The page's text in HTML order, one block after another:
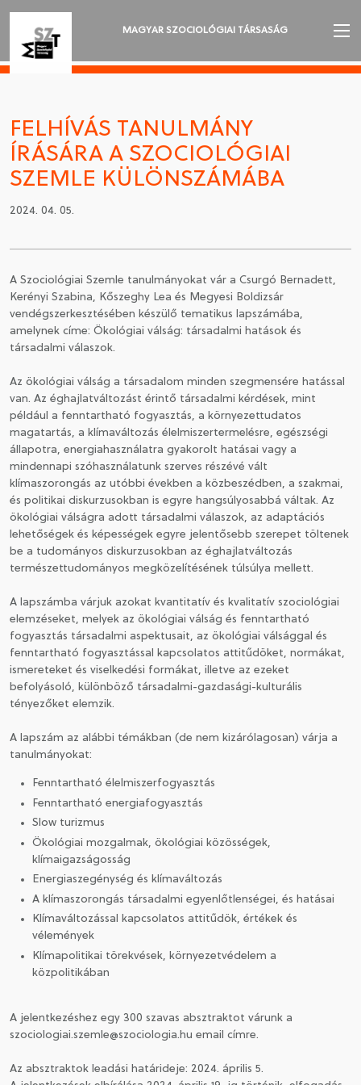
MAGYAR SZOCIOLÓGIAI TÁRSASÁG
AKTUALITÁSOK
VÁNDORGYŰLÉSEK
NYELVVÁLASZTÁS
CSATLAKOZÁS A TÁRSASÁGHOZ / MEGÚJÍTOM A
TAGSÁGOMAT
FELHÍVÁS TANULMÁNY
ÍRÁSÁRA A SZOCIOLÓGIAI
SZEMLE KÜLÖNSZÁMÁBA
2024. 04. 05.
A Szociológiai Szemle tanulmányokat vár a Csurgó Bernadett,
Kerényi Szabina, Kőszeghy Lea és Megyesi Boldizsár
vendégszerkesztésében készülő tematikus lapszámába,
amelynek címe: Ökológiai válság: társadalmi hatások és
társadalmi válaszok.
Az ökológiai válság a társadalom minden szegmensére hatással
van. Az éghajlatváltozást érintő társadalmi kérdések, mint
például a fenntartható fogyasztás, a környezettudatos
magatartás, a klímaváltozás élelmiszertermelésre, egészségi
állapotra, energiahasználatra gyakorolt hatásai vagy a
mindennapi szóhasználatunk szerves részévé vált
klímaszorongás az utóbbi években a közbeszédben, a szakmai,
és politikai diskurzusokban is egyre hangsúlyosabbá váltak. Az
ökológiai válságra adott társadalmi válaszok, az adaptációs
lehetőségek és képességek egyre jelentősebb szerepet töltenek
be a tudományos diskurzusokban az éghajlatváltozás
természettudományos megközelítésének túlsúlya mellett.
A lapszámba várjuk azokat kvantitatív és kvalitatív szociológiai
elemzéseket, melyek az ökológiai válság és fenntartható
fogyasztás társadalmi aspektusait, az ökológiai válsággal és
fenntartható fogyasztással kapcsolatos attitűdöket, normákat,
ismereteket és viselkedési formákat, illetve az ezeket
befolyásoló, különböző társadalmi-gazdasági-kulturális
tényezőket elemzik.
A lapszám az alábbi témákban (de nem kizárólagosan) várja a
tanulmányokat:
Fenntartható élelmiszerfogyasztás
Fenntartható energiafogyasztás
Slow turizmus
Ökológiai mozgalmak, ökológiai közösségek,
klímaigazságosság
Energiaszegénység és klímaváltozás
A klímaszorongás társadalmi egyenlőtlenségei, és hatásai
Klímaváltozással kapcsolatos attitűdök, értékek és
vélemények
Klímapolitikai törekvések, környezetvédelem a
közpolitikában
A jelentkezéshez egy 300 szavas absztraktot várunk a
szociologiai.szemle@szociologia.hu email címre.
Az absztraktok leadási határideje: 2024. április 5.